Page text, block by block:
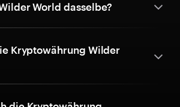
World dasselbe?
Kryptowährung Wilder